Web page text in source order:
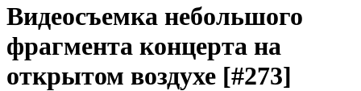
Видеосъемка небольшого
фрагмента концерта на
открытом воздухе [#273]